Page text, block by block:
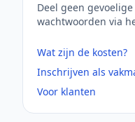
Deel geen
wachtwoorden via
Wat zijn de kosten?
Inschrijven als
Voor klanten